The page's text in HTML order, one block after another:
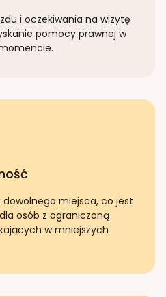
i oczekiwania na wizytę
pomocy prawnej w
dowolnego miejsca, co jest
osób z ograniczoną
w mniejszych